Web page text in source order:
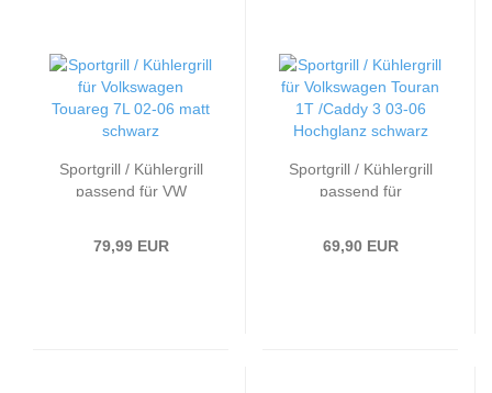
Sportgrill / Kühlergrill
passend für VW
79,99 EUR
Sportgrill / Kühlergrill
passend für
Hochglanz schwarz
69,90 EUR